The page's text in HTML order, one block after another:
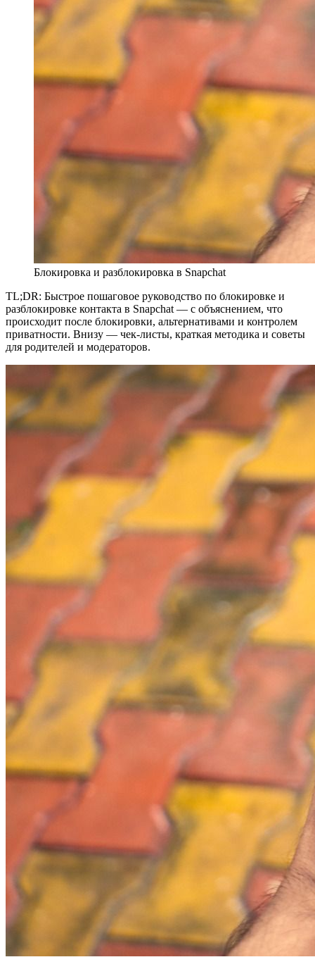
Блокировка и разблокировка в Snapchat
TL;DR: Быстрое пошаговое руководство по блокировке и
разблокировке контакта в Snapchat — с объяснением, что
происходит после блокировки, альтернативами и контролем
приватности. Внизу — чек-листы, краткая методика и советы
для родителей и модераторов.